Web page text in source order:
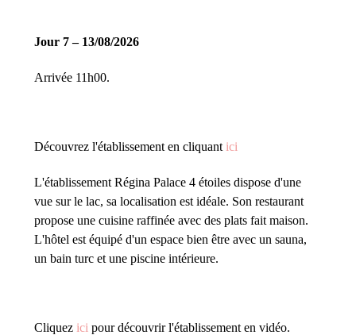
Jour 7 – 13/08/2026
Arrivée 11h00.
Découvrez l'établissement en cliquant ici
L'établissement Régina Palace 4 étoiles dispose d'une
vue sur le lac, sa localisation est idéale. Son restaurant
propose une cuisine raffinée avec des plats fait maison.
L'hôtel est équipé d'un espace bien être avec un sauna,
un bain turc et une piscine intérieure.
Cliquez ici pour découvrir l'établissement en vidéo.